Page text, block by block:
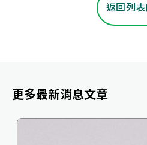
返回列表
更多最新消息文章